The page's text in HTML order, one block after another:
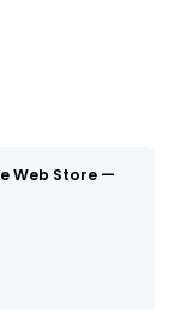
Web Store —